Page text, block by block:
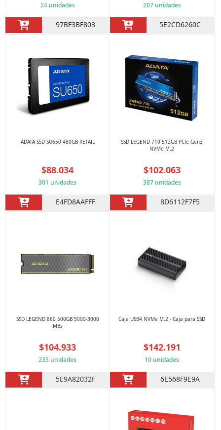
24 unidades
97BF3BF803
207 unidades
5E2CD6260C
ADATA SSD SU650 480GB RETAIL
$88.034
301 unidades
E4FD8AAFFF
SSD LEGEND 710 512GB PCIe Gen3
NVMe M.2
$102.063
387 unidades
8D6112F7F5
SSD LEGEND 860 500GB 5000-3000
MBs
$104.933
235 unidades
5E9A82032F
Caja USB4 NVMe M.2 - Caja para SSD
$142.191
10 unidades
6E568F9E9A